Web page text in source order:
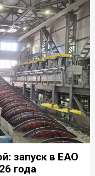
запуск в ЕАО
года